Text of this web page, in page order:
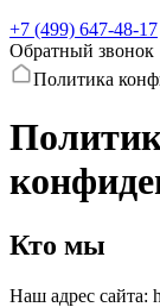
+7 (499) 647-48-17
Обратный звонок
Политика
Кто мы
Наш адрес сайта: